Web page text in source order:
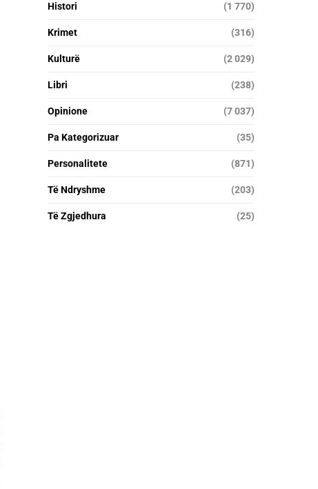
Histori (1 770)
Krimet (316)
Kulturë (2 029)
Libri (238)
Opinione (7 037)
Pa Kategorizuar (35)
Personalitete (871)
Të Ndryshme (203)
Të Zgjedhura (25)